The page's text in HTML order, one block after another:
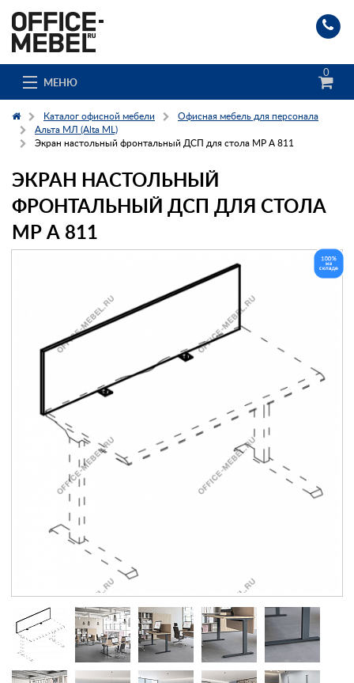
МЕНЮ
0
О компании
Доставка и сборка
Заказ каталога
Заказать обратный звонок
Каталог офисной мебели
Офисная мебель для персонала
Альта МЛ (Alta ML)
Экран настольный фронтальный ДСП для стола МР А 811
ЭКРАН НАСТОЛЬНЫЙ
ФРОНТАЛЬНЫЙ ДСП ДЛЯ СТОЛА
МР А 811